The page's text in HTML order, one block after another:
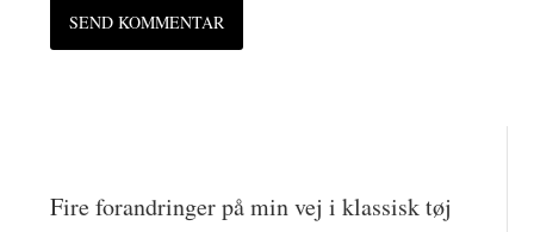
Fire forandringer på min vej i klassisk tøj